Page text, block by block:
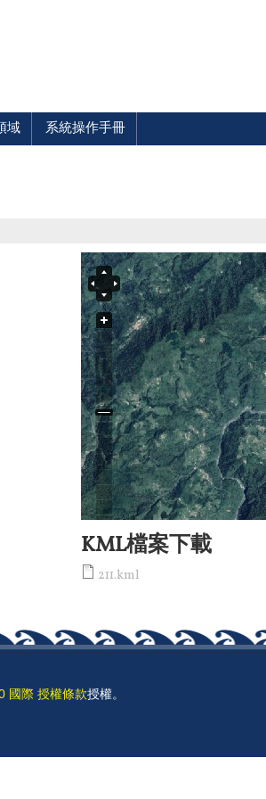
域 系統操作手冊
KML檔案下載
211.kml
國際 授權條款授權。